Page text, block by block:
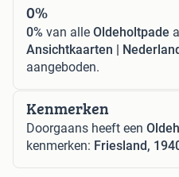
0%
0% van alle Oldeholtpade
Ansichtkaarten |
aangeboden.
Kenmerken
Doorgaans heeft een
kenmerken: Friesland,